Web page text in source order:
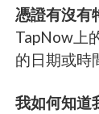
憑證有沒有
TapNow上
的日期或時
我如何知道